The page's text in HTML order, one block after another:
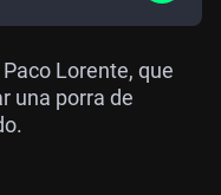
Lorente, que
una porra de